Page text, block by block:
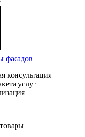
фасадов
консультация
услуг